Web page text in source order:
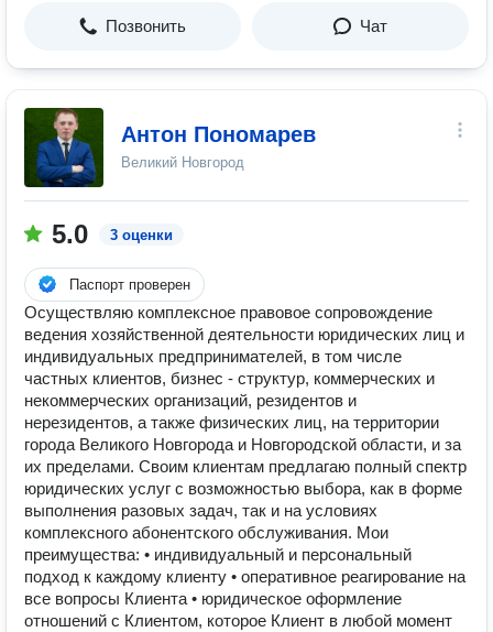
Позвонить Чат
Антон Пономарев
Великий Новгород
5.0 3 оценки
Паспорт проверен
Осуществляю комплексное правовое сопровождение
ведения хозяйственной деятельности юридических лиц и
индивидуальных предпринимателей, в том числе
частных клиентов, бизнес - структур, коммерческих и
некоммерческих организаций, резидентов и
нерезидентов, а также физических лиц, на территории
города Великого Новгорода и Новгородской области, и за
их пределами. Своим клиентам предлагаю полный спектр
юридических услуг с возможностью выбора, как в форме
выполнения разовых задач, так и на условиях
комплексного абонентского обслуживания. Мои
преимущества: • индивидуальный и персональный
подход к каждому клиенту • оперативное реагирование на
все вопросы Клиента • юридическое оформление
отношений с Клиентом, которое Клиент в любой момент